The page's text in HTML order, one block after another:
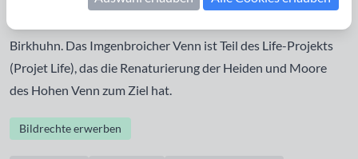
Birkhuhn. Das Imgenbroicher Venn ist Teil des Life-Projekts
(Projet Life), das die Renaturierung der Heiden und Moore
des Hohen Venn zum Ziel hat.
Bildrechte erwerben